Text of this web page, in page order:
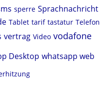
sperre Sprachnachricht
Tablet tarif tastatur Telefon
vertrag Video vodafone
Desktop whatsapp web